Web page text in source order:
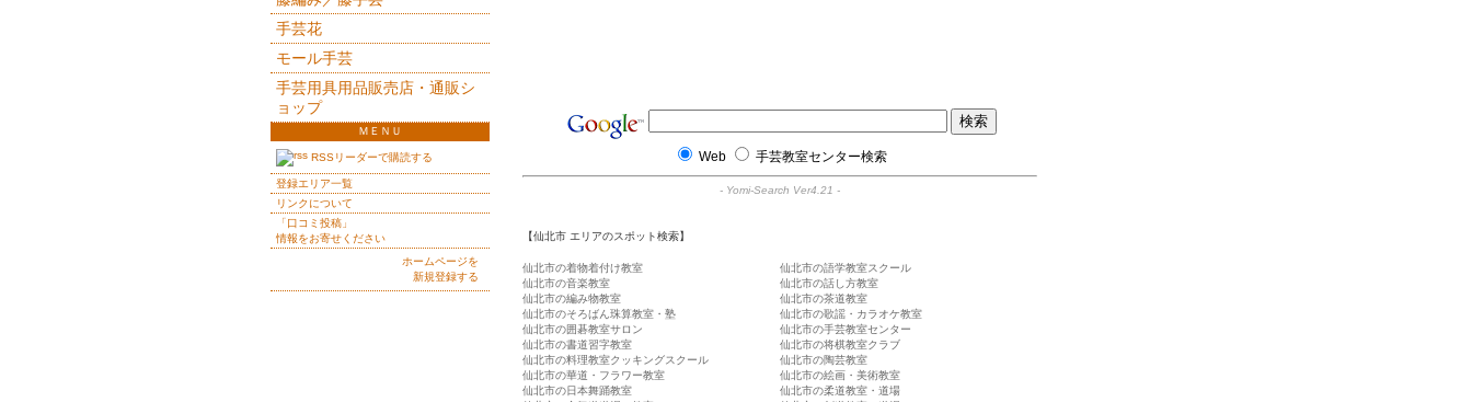
Web 手芸教室センター検索
- Yomi-Search Ver4.21 -
【仙北市 エリアのスポット検索】
仙北市の着物着付け教室
仙北市の語学教室スクール
仙北市の音楽教室
仙北市の話し方教室
仙北市の編み物教室
仙北市の茶道教室
仙北市のそろばん珠算教室・塾
仙北市の歌謡・カラオケ教室
仙北市の囲碁教室サロン
仙北市の手芸教室センター
仙北市の書道習字教室
仙北市の将棋教室クラブ
仙北市の料理教室クッキングスクール
仙北市の陶芸教室
仙北市の華道・フラワー教室
仙北市の絵画・美術教室
仙北市の日本舞踊教室
仙北市の柔道教室・道場
手芸花
モール手芸
手芸用具用品販売店・通販シ
ョップ
ＭＥＮＵ
RSSリーダーで購読する
登録エリア一覧
リンクについて
「口コミ投稿」
情報をお寄せください
ホームページを
新規登録する